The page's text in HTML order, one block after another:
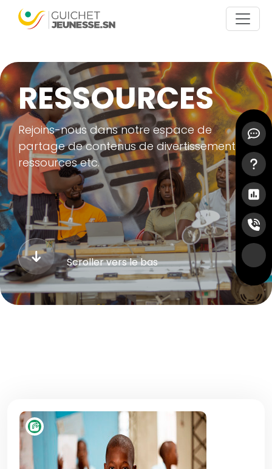
Aller au contenu principal
RESSOURCES
Rejoins-nous dans notre espace de
partage de contenus de divertissements, de
ressources etc.
Scroller vers le bas